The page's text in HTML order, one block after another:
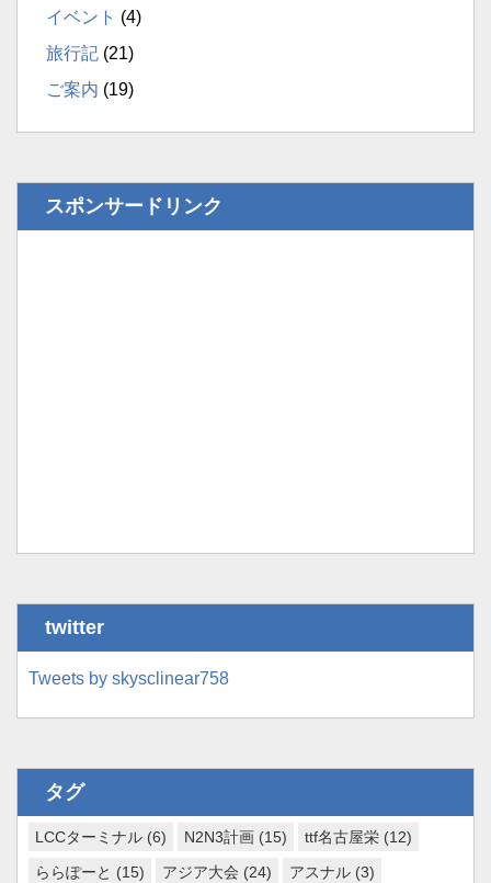
イベント (4)
旅行記 (21)
ご案内 (19)
スポンサードリンク
twitter
Tweets by skysclinear758
タグ
LCCターミナル (6) N2N3計画 (15) ttf名古屋栄 (12)
ららぽーと (15) アジア大会 (24) アスナル (3)